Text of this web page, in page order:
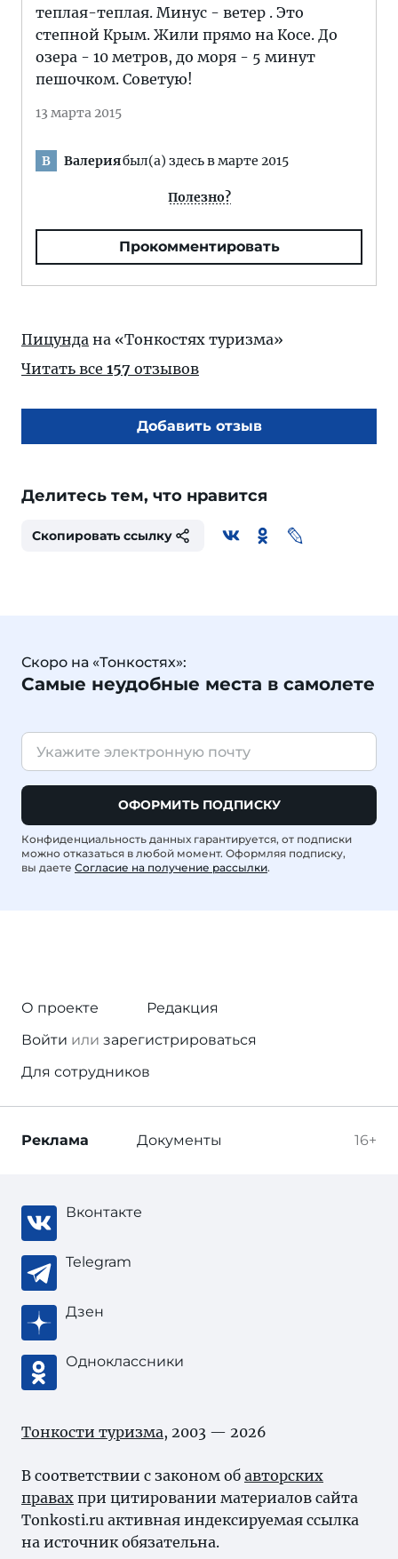
теплая-теплая. Минус - ветер . Это
степной Крым. Жили прямо на Косе. До
озера - 10 метров, до моря - 5 минут
пешочком. Советую!
13 марта 2015
В Валериябыл(а) здесь в марте 2015
Полезно?
Прокомментировать
Пицунда на «Тонкостях туризма»
Читать все 157 отзывов
Добавить отзыв
Делитесь тем, что нравится
Скопировать ссылку
Скоро на «Тонкостях»:
Самые неудобные места в самолете
ОФОРМИТЬ ПОДПИСКУ
Конфиденциальность данных гарантируется, от подписки
можно отказаться в любой момент. Оформляя подписку,
вы даете Согласие на получение рассылки.
О проекте
Редакция
Войти или зарегистрироваться
Для сотрудников
16+
Реклама Документы
Вконтакте
Telegram
Дзен
Одноклассники
Тонкости туризма, 2003 — 2026
В соответствии с законом об авторских
правах при цитировании материалов сайта
Tonkosti.ru активная индексируемая ссылка
на источник обязательна.